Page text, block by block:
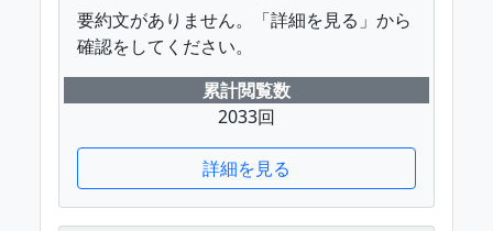
要約文がありません。「詳細を見る」から
確認をしてください。
累計閲覧数
2033回
詳細を見る